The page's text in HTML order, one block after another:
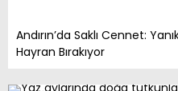
Andırın’da Saklı Cennet:
Hayran Bırakıyor